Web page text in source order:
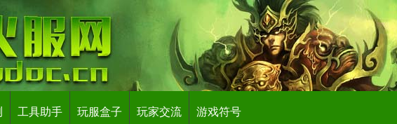
工具助手 玩服盒子 玩家交流 游戏符号